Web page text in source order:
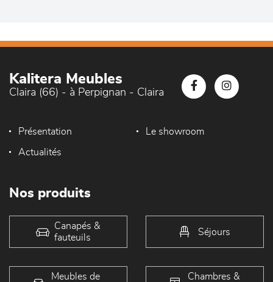
Kalitera Meubles
Claira (66) - à Perpignan - Claira
Présentation Le showroom
Actualités
Nos produits
Canapés &
fauteuils
Séjours
Meubles de
Chambres &